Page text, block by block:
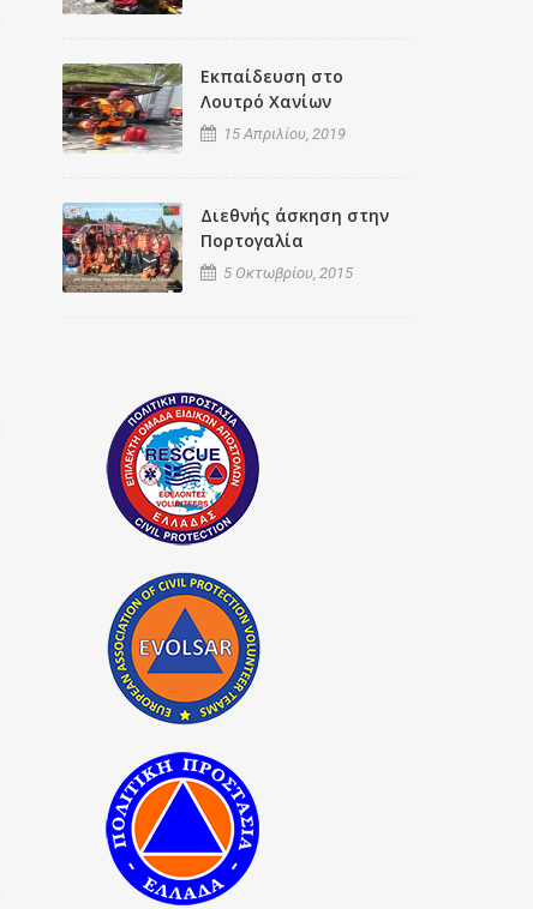
Εκπαίδευση στο
Λουτρό Χανίων
15 Απριλίου, 2019
Διεθνής άσκηση στην
Πορτογαλία
5 Οκτωβρίου, 2015